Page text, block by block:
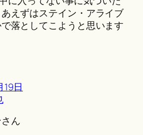
えずはステイン・アライブ
落としてこようと思います
19日
ん